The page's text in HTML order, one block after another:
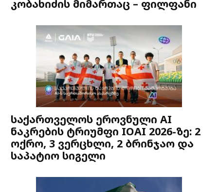
კობახიძის მიმართაც – ფილფანი
საქართველოს ეროვნული AI
ნაკრების ტრიუმფი IOAI 2026-ზე: 2
ოქრო, 3 ვერცხლი, 2 ბრინჯაო და
საპატიო სიგელი